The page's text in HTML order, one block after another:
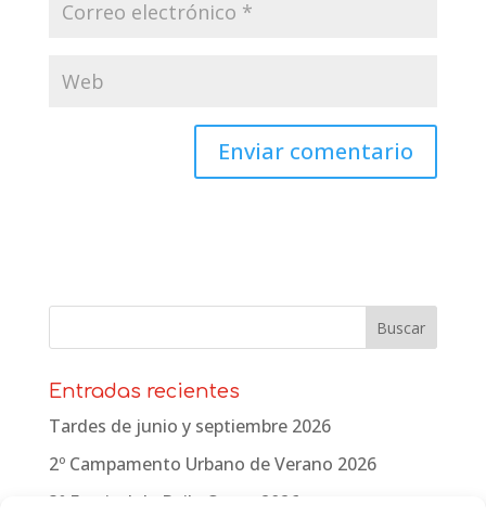
Entradas recientes
Tardes de junio y septiembre 2026
2º Campamento Urbano de Verano 2026
3º Festival de Baile Crono 2026